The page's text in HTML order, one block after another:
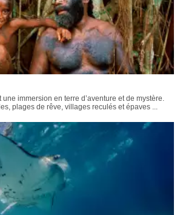
immersion en terre d’aventure et de mystère.
plages de rêve, villages reculés et épaves ...